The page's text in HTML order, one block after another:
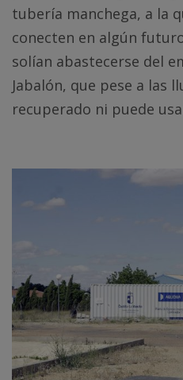
tubería manchega, a la
conecten en algún
solían abastecerse del
Jabalón, que pese a las
recuperado ni puede